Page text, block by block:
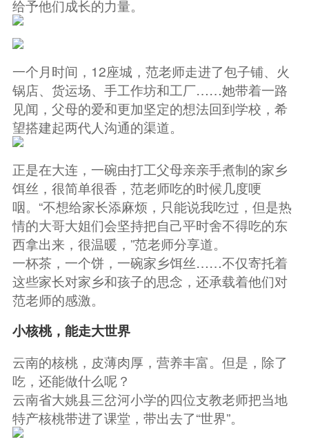
给予他们成长的力量。
一个月时间，12座城，范老师走进了包子铺、火
锅店、货运场、手工作坊和工厂……她带着一路
见闻，父母的爱和更加坚定的想法回到学校，希
望搭建起两代人沟通的渠道。
正是在大连，一碗由打工父母亲亲手煮制的家乡
饵丝，很简单很香，范老师吃的时候几度哽
咽。“不想给家长添麻烦，只能说我吃过，但是热
情的大哥大姐们会坚持把自己平时舍不得吃的东
西拿出来，很温暖，”范老师分享道。
一杯茶，一个饼，一碗家乡饵丝……不仅寄托着
这些家长对家乡和孩子的思念，还承载着他们对
范老师的感激。
小核桃，能走大世界
云南的核桃，皮薄肉厚，营养丰富。但是，除了
吃，还能做什么呢？
云南省大姚县三岔河小学的四位支教老师把当地
特产核桃带进了课堂，带出去了“世界”。